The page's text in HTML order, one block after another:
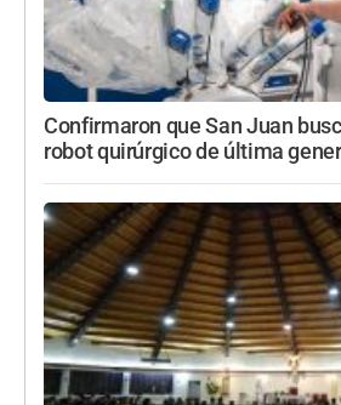
Confirmaron que San Juan
robot quirúrgico de última